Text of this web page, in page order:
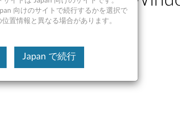
向けのサイトで続行するかを選択で
置情報と異なる場合があります。
Japan で続行